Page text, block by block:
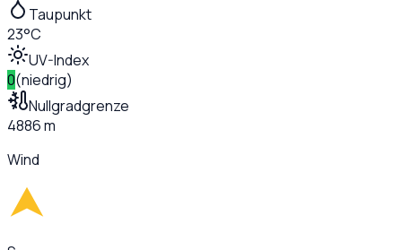
Taupunkt
23°C
UV-Index
0(niedrig)
Nullgradgrenze
4886 m
Wind